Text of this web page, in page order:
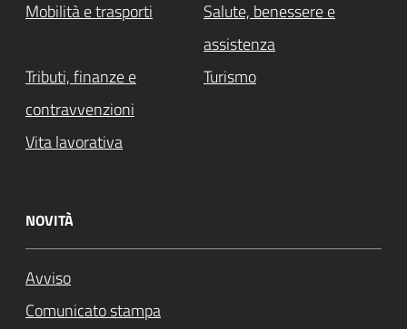
Mobilità e trasporti
Salute, benessere e
assistenza
Tributi, finanze e
contravvenzioni
Turismo
Vita lavorativa
NOVITÀ
Avviso
Comunicato stampa